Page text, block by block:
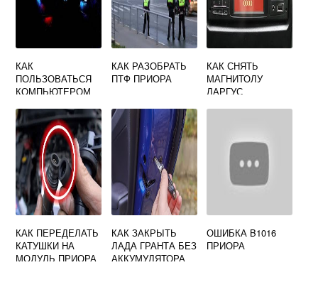
КАК
ПОЛЬЗОВАТЬСЯ
КОМПЬЮТЕРОМ
БОРТОВЫМ
КАК РАЗОБРАТЬ
ПТФ ПРИОРА
КАК СНЯТЬ
МАГНИТОЛУ
ЛАРГУС
КАК ПЕРЕДЕЛАТЬ
КАТУШКИ НА
МОДУЛЬ ПРИОРА
КАК ЗАКРЫТЬ
ЛАДА ГРАНТА БЕЗ
АККУМУЛЯТОРА
ОШИБКА B1016
ПРИОРА